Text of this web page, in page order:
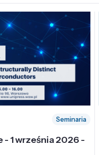
Seminaria
1 września 2026 -